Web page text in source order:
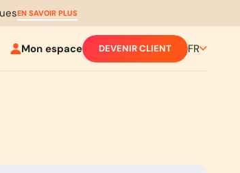
EN SAVOIR PLUS
Mon espace DEVENIR CLIENT FR